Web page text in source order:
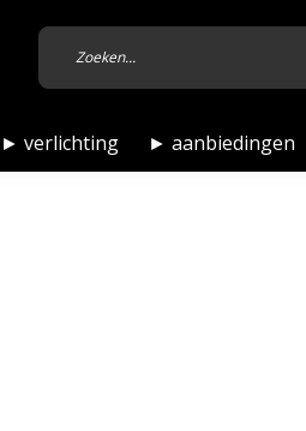
► verlichting ► aanbiedingen